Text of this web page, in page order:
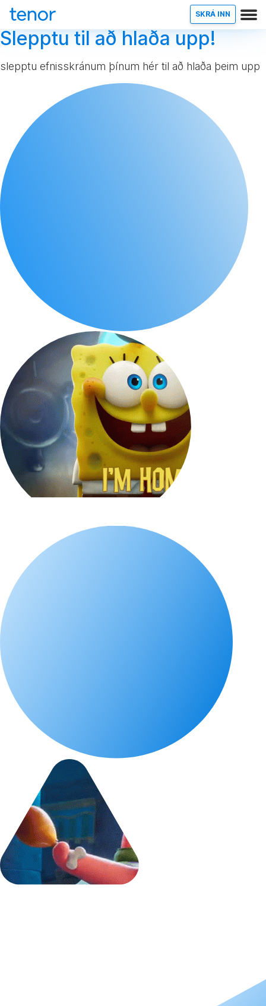
SKRÁ INN
Slepptu til að hlaða upp!
slepptu efnisskránum þínum hér til að hlaða þeim upp